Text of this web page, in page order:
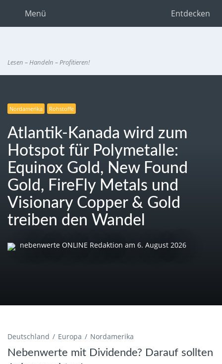
Entdecken
Menü
Lesen – Handeln – Profitieren!
Nordamerika Rohstoffe
Atlantik-Kanada wird zum
Hotspot für Polymetalle:
Equinox Gold, New Found
Gold, FireFly Metals und
Visionary Copper & Gold
treiben den Wandel
nebenwerte ONLINE Redaktion am 6. August 2026
Deutschland Europa Nordamerika
Nebenwerte mit Dividende? Darauf sollten